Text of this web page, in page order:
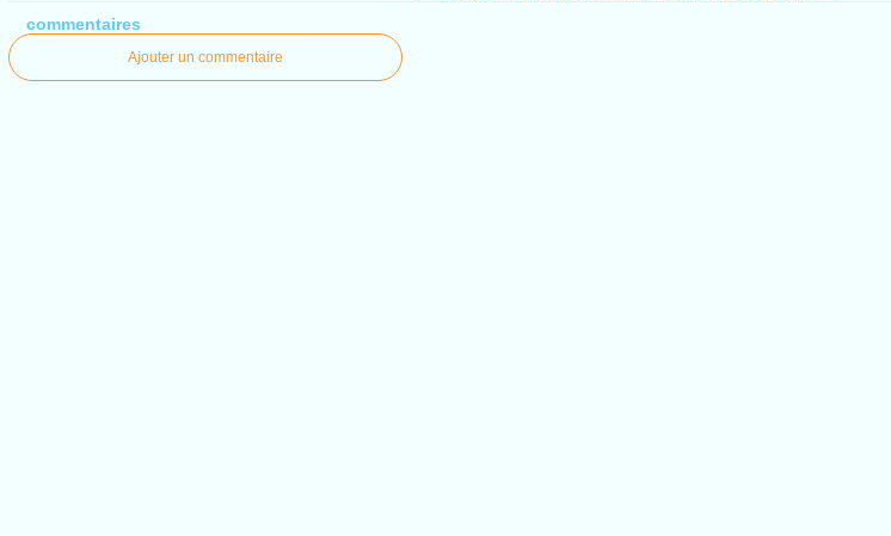
commentaires
Ajouter un commentaire